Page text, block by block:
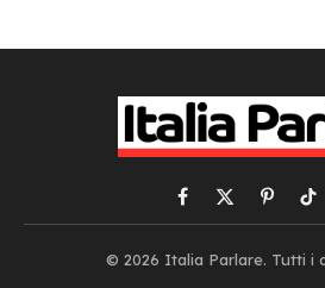
Facebook
X
Pinterest
© 2026 Italia Parlare. Tutti i